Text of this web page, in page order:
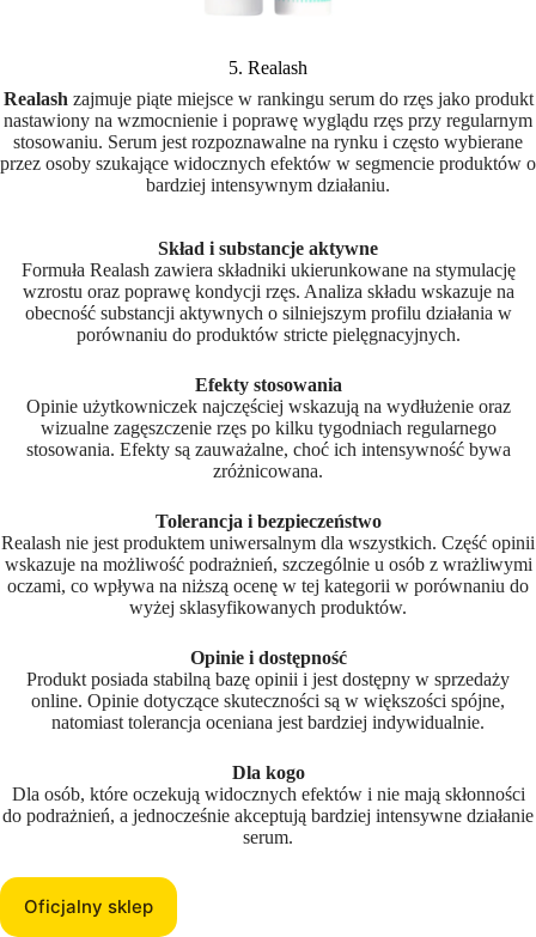
5. Realash
Realash zajmuje piąte miejsce w rankingu serum do rzęs jako produkt
nastawiony na wzmocnienie i poprawę wyglądu rzęs przy regularnym
stosowaniu. Serum jest rozpoznawalne na rynku i często wybierane
przez osoby szukające widocznych efektów w segmencie produktów o
bardziej intensywnym działaniu.
Skład i substancje aktywne
Formuła Realash zawiera składniki ukierunkowane na stymulację
wzrostu oraz poprawę kondycji rzęs. Analiza składu wskazuje na
obecność substancji aktywnych o silniejszym profilu działania w
porównaniu do produktów stricte pielęgnacyjnych.
Efekty stosowania
Opinie użytkowniczek najczęściej wskazują na wydłużenie oraz
wizualne zagęszczenie rzęs po kilku tygodniach regularnego
stosowania. Efekty są zauważalne, choć ich intensywność bywa
zróżnicowana.
Tolerancja i bezpieczeństwo
Realash nie jest produktem uniwersalnym dla wszystkich. Część opinii
wskazuje na możliwość podrażnień, szczególnie u osób z wrażliwymi
oczami, co wpływa na niższą ocenę w tej kategorii w porównaniu do
wyżej sklasyfikowanych produktów.
Opinie i dostępność
Produkt posiada stabilną bazę opinii i jest dostępny w sprzedaży
online. Opinie dotyczące skuteczności są w większości spójne,
natomiast tolerancja oceniana jest bardziej indywidualnie.
Dla kogo
Dla osób, które oczekują widocznych efektów i nie mają skłonności
do podrażnień, a jednocześnie akceptują bardziej intensywne działanie
serum.
Oficjalny sklep